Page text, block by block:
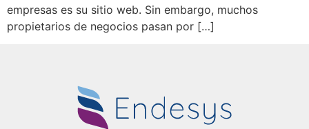
empresas es su sitio web. Sin embargo, muchos
propietarios de negocios pasan por […]